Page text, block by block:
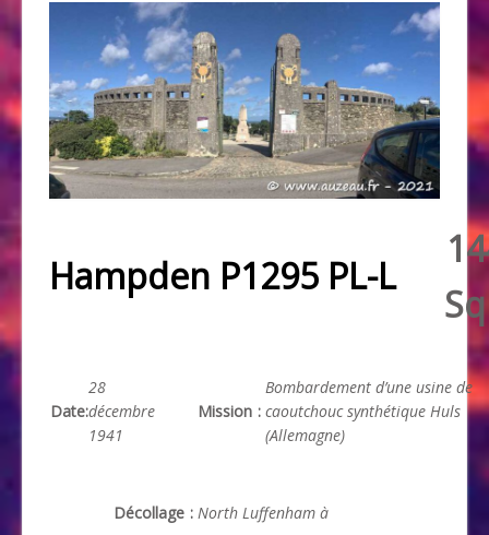
Hampden P1295 PL-L
Date:
28
décembre
1941
Mission :
Bombardement d’une usine de
caoutchouc synthétique Huls
(Allemagne)
Décollage : North Luffenham à